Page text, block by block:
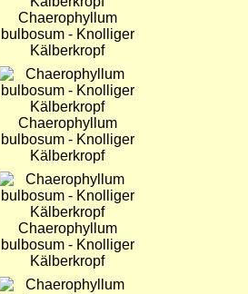
Chaerophyllum
bulbosum - Knolliger
Kälberkropf
Bild
Chaerophyllum
bulbosum - Knolliger
Kälberkropf
Bild
Chaerophyllum
bulbosum - Knolliger
Kälberkropf
Bild